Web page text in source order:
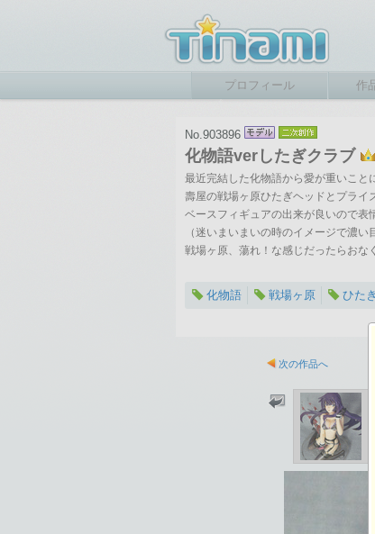
プロフィール 作
No.903896
化物語verしたぎクラブ
最近完結した化物語から愛が重いこと
壽屋の戦場ヶ原ひたぎヘッドとプライ
ベースフィギュアの出来が良いので表
（迷いまいまいの時のイメージで濃い
戦場ヶ原、蕩れ！な感じだったらおな
化物語 戦場ヶ原 ひた
次の作品へ
2017-05-03
総閲覧数：
818×900ピクセ